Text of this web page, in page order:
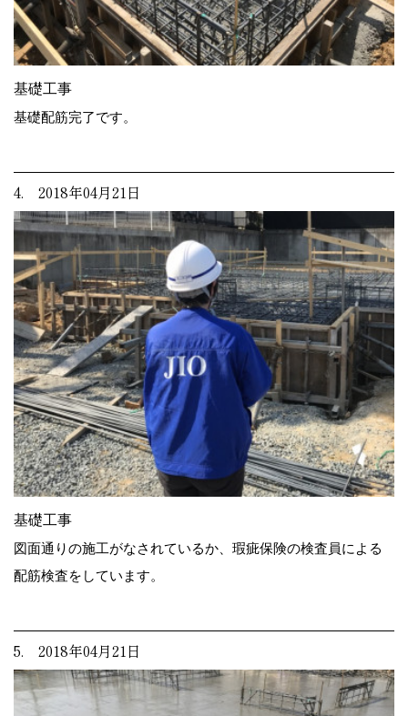
基礎工事
基礎配筋完了です。
4. 2018年04月21日
基礎工事
図面通りの施工がなされているか、瑕疵保険の検査員による
配筋検査をしています。
5. 2018年04月21日